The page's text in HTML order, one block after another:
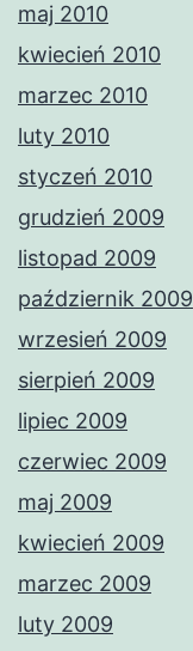
maj 2010
kwiecień 2010
marzec 2010
luty 2010
styczeń 2010
grudzień 2009
listopad 2009
październik 2009
wrzesień 2009
sierpień 2009
lipiec 2009
czerwiec 2009
maj 2009
kwiecień 2009
marzec 2009
luty 2009